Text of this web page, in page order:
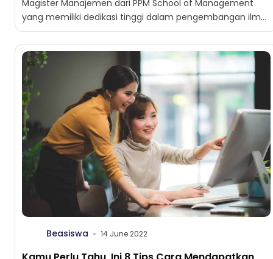
Magister Manajemen dari PPM School of Management
yang memiliki dedikasi tinggi dalam pengembangan ilmu
manajemen. Program ini...
Beasiswa 14 June 2022